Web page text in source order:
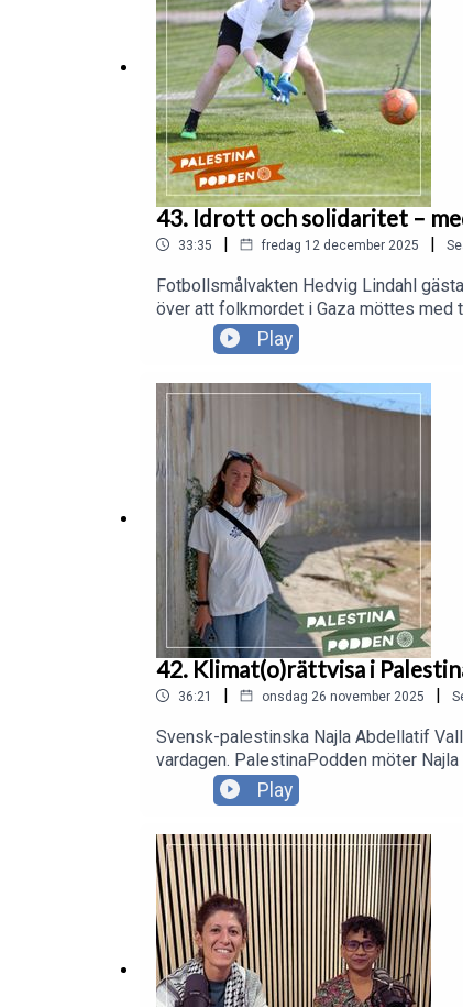
43. Idrott och solidaritet –
33:35 | fredag 12 december 2025 |
Fotbollsmålvakten Hedvig Lindahl
över att folkmordet i Gaza möttes med
elitidrottare höja sin röst mot orättvisor.
Play
42. Klimat(o)rättvisa i
36:21 | onsdag 26 november 2025 |
Svensk-palestinska Najla Abdellatif
vardagen. PalestinaPodden möter
Palestina nu.
Play